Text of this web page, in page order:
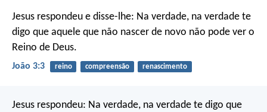
Jesus respondeu e disse-lhe: Na verdade, na verdade te
digo que aquele que não nascer de novo não pode ver o
Reino de Deus.
João 3:3 reino compreensão renascimento
Jesus respondeu: Na verdade, na verdade te digo que